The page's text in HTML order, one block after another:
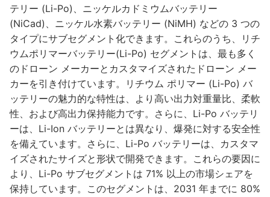
テリー (Li-Po)、ニッケルカドミウムバッテリー
(NiCad)、ニッケル水素バッテリー (NiMH) などの 3 つの
タイプにサブセグメント化できます。これらのうち、リチ
ウムポリマーバッテリー(Li-Po) セグメントは、最も多く
のドローン メーカーとカスタマイズされたドローン メー
カーを引き付けています。リチウム ポリマー (Li-Po) バ
ッテリーの魅力的な特性は、より高い出力対重量比、柔軟
性、および高出力保持能力です。さらに、Li-Po バッテリ
ーは、Li-Ion バッテリーとは異なり、爆発に対する安全性
を備えています。さらに、Li-Po バッテリーは、カスタマ
イズされたサイズと形状で開発できます。これらの要因に
より、Li-Po サブセグメントは 71% 以上の市場シェアを
保持しています。このセグメントは、2031 年までに 80%